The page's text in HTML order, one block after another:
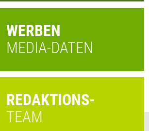
WERBEN
MEDIA-DATEN
REDAKTIONS-
TEAM